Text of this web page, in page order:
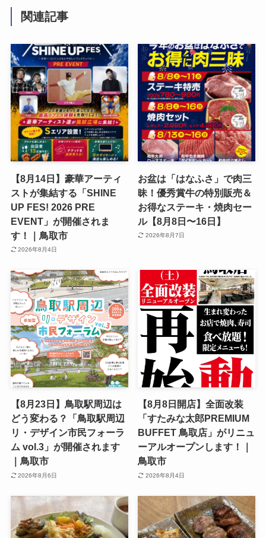
関連記事
【8月14日】豪華アーティ
ストが集結する「SHINE
UP FES! 2026 PRE
EVENT」が開催されま
す！｜鳥取市
2026年8月4日
お盆は「はなふさ」で肉三
昧！優秀賞牛の特別販売＆
お得なステーキ・焼肉セー
ル【8月8日〜16日】
2026年8月7日
【8月23日】鳥取駅周辺は
どう変わる？「鳥取駅周辺
リ・デザイン市民フォーラ
ム vol.3」が開催されます
｜鳥取市
2026年8月6日
【8月8日開店】全面改装
「すたみな太郎PREMIUM
BUFFET 鳥取店」がリニュ
ーアルオープンします！｜
鳥取市
2026年8月4日